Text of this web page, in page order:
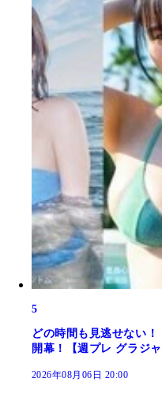
5
どの時間も見逃せない
開幕！【週プレ グラジャ
2026年08月06日 20:00